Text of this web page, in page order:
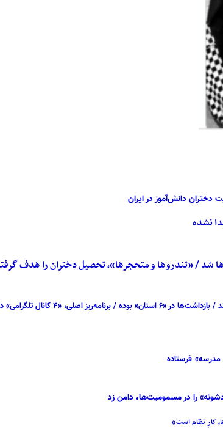
دانش‌آموز در ایران
نشده
/ «تندروها و متحجرها»، تحصیل دختران را هدف
«۴ کانال تلگرامی» دارد
مدرسه» فرستاده
را در مسمومیت‌ها، دامن زد
کارِ نظام است»